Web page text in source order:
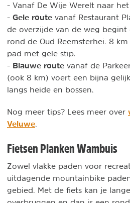
- Vanaf De Wije Werelt naar het
- Gele route vanaf Restaurant
de overzijde van de weg
rond de Oud Reemsterhei. 8
pad met gele stip.
- Blauwe route vanaf de
(ook 8 km) voert een bijna
langs heide en bossen.
Nog meer tips? Lees meer over
Veluwe
Fietsen Planken Wambuis
Zowel vlakke paden voor
uitdagende mountainbike
gebied. Met de fiets kan je